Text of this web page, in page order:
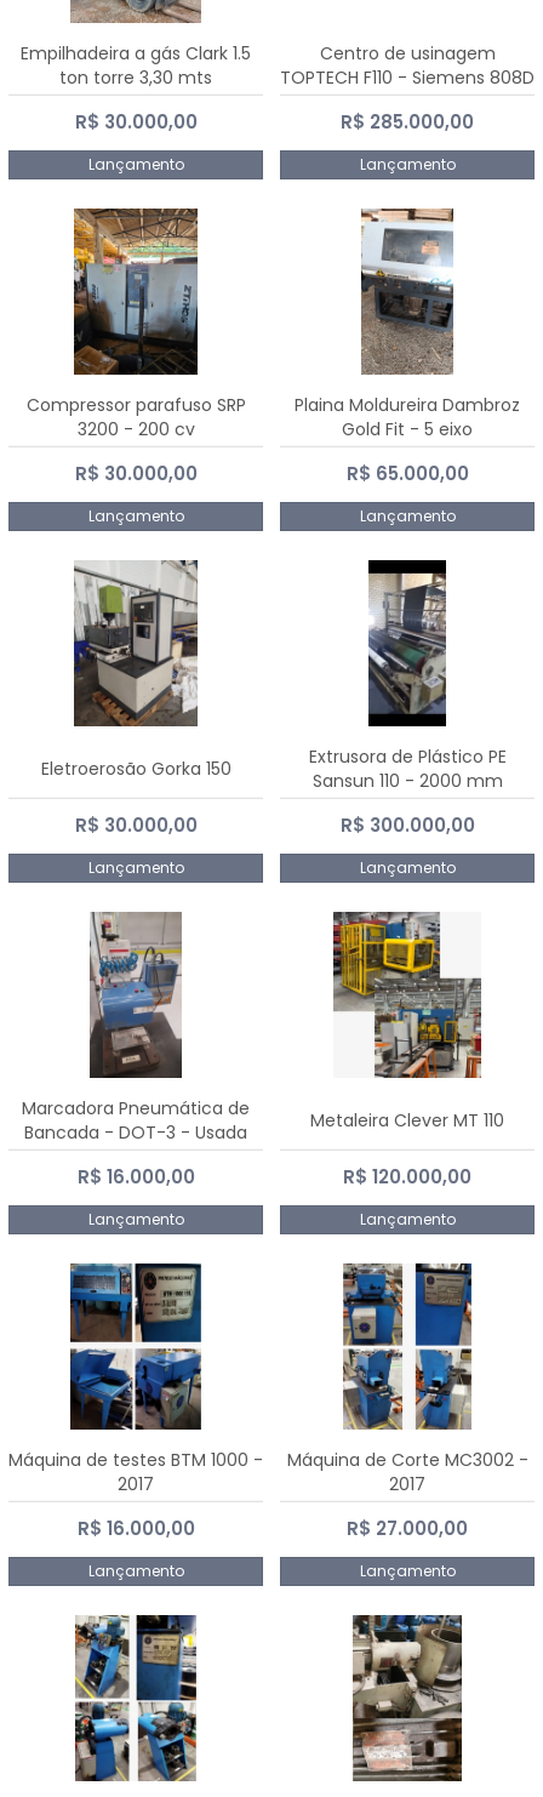
Empilhadeira a gás Clark 1.5
ton torre 3,30 mts
R$ 30.000,00
Lançamento
Centro de usinagem
TOPTECH F110 - Siemens 808D
Advanced
R$ 285.000,00
Lançamento
Compressor parafuso SRP
3200 - 200 cv
R$ 30.000,00
Lançamento
Plaina Moldureira Dambroz
Gold Fit - 5 eixo
R$ 65.000,00
Lançamento
Eletroerosão Gorka 150
R$ 30.000,00
Lançamento
Extrusora de Plástico PE
Sansun 110 - 2000 mm
R$ 300.000,00
Lançamento
Marcadora Pneumática de
Bancada - DOT-3 - Usada
R$ 16.000,00
Lançamento
Metaleira Clever MT 110
R$ 120.000,00
Lançamento
Máquina de testes BTM 1000 -
2017
R$ 16.000,00
Lançamento
Máquina de Corte MC3002 -
2017
R$ 27.000,00
Lançamento